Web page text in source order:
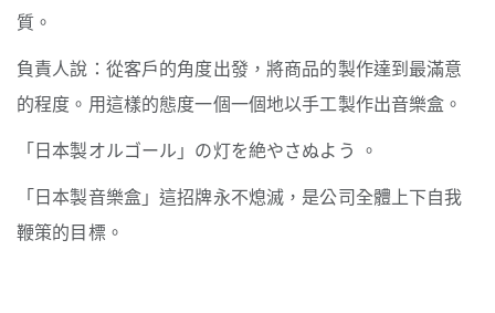
質。
負責人說：從客戶的角度出發，將商品的製作達到最滿意
的程度。用這樣的態度一個一個地以手工製作出音樂盒。
「日本製オルゴール」の灯を絶やさぬよう 。
「日本製音樂盒」這招牌永不熄滅，是公司全體上下自我
鞭策的目標。